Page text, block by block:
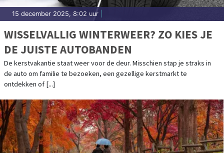
15 december 2025, 8:02 uur
WISSELVALLIG WINTERWEER? ZO KIES JE
DE JUISTE AUTOBANDEN
De kerstvakantie staat weer voor de deur. Misschien stap je straks in
de auto om familie te bezoeken, een gezellige kerstmarkt te
ontdekken of [...]